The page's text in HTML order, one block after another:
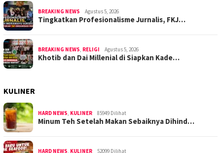
BREAKING NEWS Agustus 5, 2026
Tingkatkan Profesionalisme Jurnalis, FKJ…
BREAKING NEWS RELIGI Agustus 5, 2026
Khotib dan Dai Millenial di Siapkan Kade…
KULINER
HARD NEWS KULINER 85949 Dilihat
Minum Teh Setelah Makan Sebaiknya Dihind…
HARD NEWS KULINER 52099 Dilihat